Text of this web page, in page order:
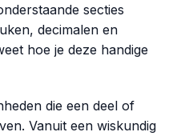
secties
decimalen en
hoe je deze handige
die een deel of
Vanuit een wiskundig